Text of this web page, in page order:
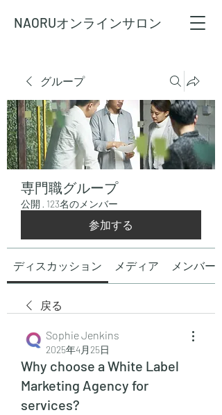
NAORUオンラインサロン
グループ
専門職グループ
公開 · 123名のメンバー
参加する
ディスカッション メディア メンバー
戻る
Sophie Jenkins
2025年4月25日
Why choose a White Label
Marketing Agency for
services?